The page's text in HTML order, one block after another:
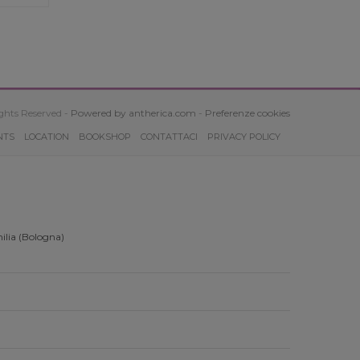
Reserved - Powered by antherica.com - Preferenze cookies
LOCATION BOOKSHOP CONTATTACI PRIVACY POLICY
(Bologna)